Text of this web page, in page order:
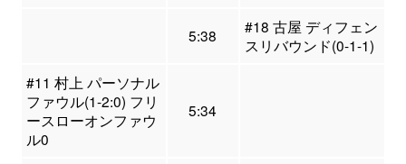
5:38
#18 古屋 ディフェン
スリバウンド(0-1-1)
#11 村上 パーソナル
ファウル(1-2:0) フリ
ースローオンファウ
ル0
5:34